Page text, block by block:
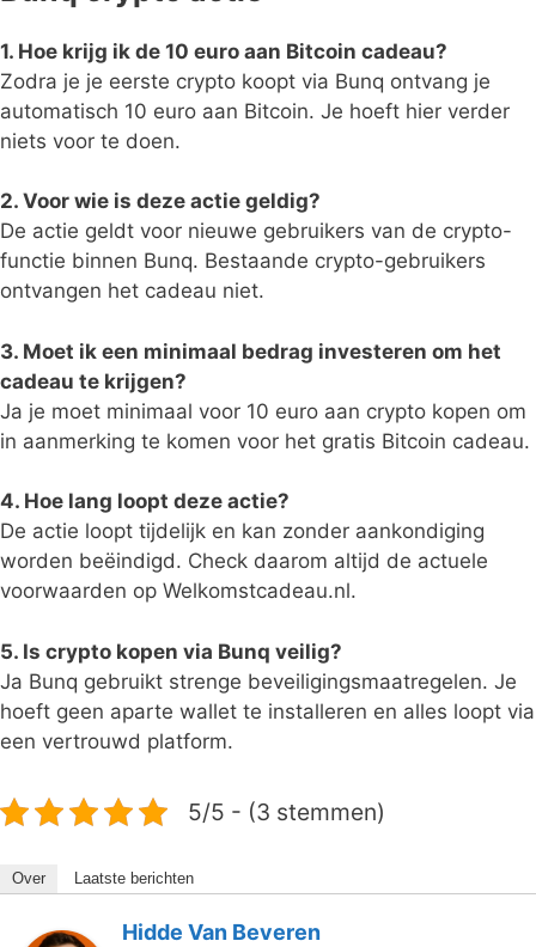
1. Hoe krijg ik de 10 euro aan Bitcoin cadeau?
Zodra je je eerste crypto koopt via Bunq ontvang je
automatisch 10 euro aan Bitcoin. Je hoeft hier verder
niets voor te doen.
2. Voor wie is deze actie geldig?
De actie geldt voor nieuwe gebruikers van de crypto-
functie binnen Bunq. Bestaande crypto-gebruikers
ontvangen het cadeau niet.
3. Moet ik een minimaal bedrag investeren om het
cadeau te krijgen?
Ja je moet minimaal voor 10 euro aan crypto kopen om
in aanmerking te komen voor het gratis Bitcoin cadeau.
4. Hoe lang loopt deze actie?
De actie loopt tijdelijk en kan zonder aankondiging
worden beëindigd. Check daarom altijd de actuele
voorwaarden op Welkomstcadeau.nl.
5. Is crypto kopen via Bunq veilig?
Ja Bunq gebruikt strenge beveiligingsmaatregelen. Je
hoeft geen aparte wallet te installeren en alles loopt via
een vertrouwd platform.
5/5 - (3 stemmen)
Over Laatste berichten
Hidde Van Beveren